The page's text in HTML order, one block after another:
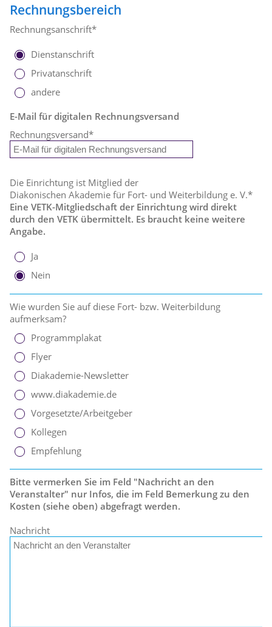
Rechnungsbereich
Rechnungsanschrift*
Dienstanschrift
Privatanschrift
andere
E-Mail für digitalen Rechnungsversand
Rechnungsversand*
Die Einrichtung ist Mitglied der
Diakonischen Akademie für Fort- und Weiterbildung e. V.*
Eine VETK-Mitgliedschaft der Einrichtung wird direkt
durch den VETK übermittelt. Es braucht keine weitere
Angabe.
Ja
Nein
Wie wurden Sie auf diese Fort- bzw. Weiterbildung
aufmerksam?
Programmplakat
Flyer
Diakademie-Newsletter
www.diakademie.de
Vorgesetzte/Arbeitgeber
Kollegen
Empfehlung
Bitte vermerken Sie im Feld "Nachricht an den
Veranstalter" nur Infos, die im Feld Bemerkung zu den
Kosten (siehe oben) abgefragt werden.
Nachricht